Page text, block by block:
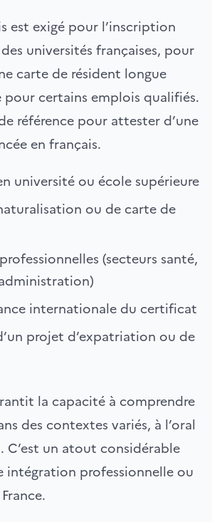
est exigé pour l’inscription
universités françaises, pour
carte de résident longue
pour certains emplois qualifiés.
référence pour attester d’une
en français.
université ou école supérieure
ou de carte de
(secteurs santé,
internationale du certificat
projet d’expatriation ou de
la capacité à comprendre
des contextes variés, à l’oral
C’est un atout considérable
intégration professionnelle ou